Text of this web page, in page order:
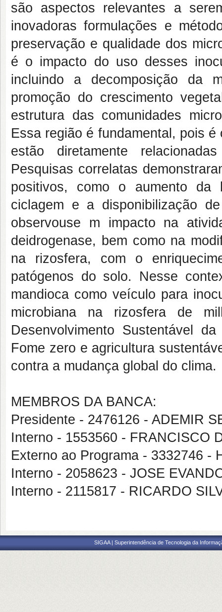
são aspectos relevantes a
inovadoras formulações e
preservação e qualidade dos
é o impacto do uso desses
incluindo a decomposição da
promoção do crescimento
estrutura das comunidades
Essa região é fundamental, pois
estão diretamente
Pesquisas correlatas
positivos, como o aumento da
ciclagem e a disponibilização
observouse m impacto na
deidrogenase, bem como na
na rizosfera, com o
patógenos do solo. Nesse
mandioca como veículo para
microbiana na rizosfera de
Desenvolvimento Sustentável
Fome zero e agricultura
contra a mudança global do clima.
MEMBROS DA BANCA:
Presidente - 2476126 - ADEMIR
Interno - 1553560 - FRANCISCO
Externo ao Programa - 3332746 -
Interno - 2058623 - JOSE
Interno - 2115817 - RICARDO
SIGAA | Superintendência de Tecnologia da